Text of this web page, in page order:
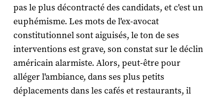
pas le plus décontracté des candidats, et c'est un
euphémisme. Les mots de l'ex-avocat
constitutionnel sont aiguisés, le ton de ses
interventions est grave, son constat sur le déclin
américain alarmiste. Alors, peut-être pour
alléger l'ambiance, dans ses plus petits
déplacements dans les cafés et restaurants, il